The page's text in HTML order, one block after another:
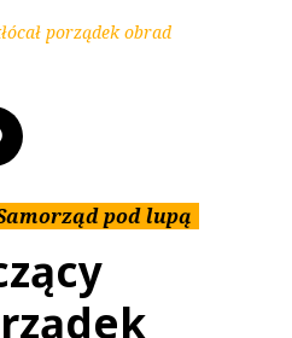
porządek obrad
pod lupą